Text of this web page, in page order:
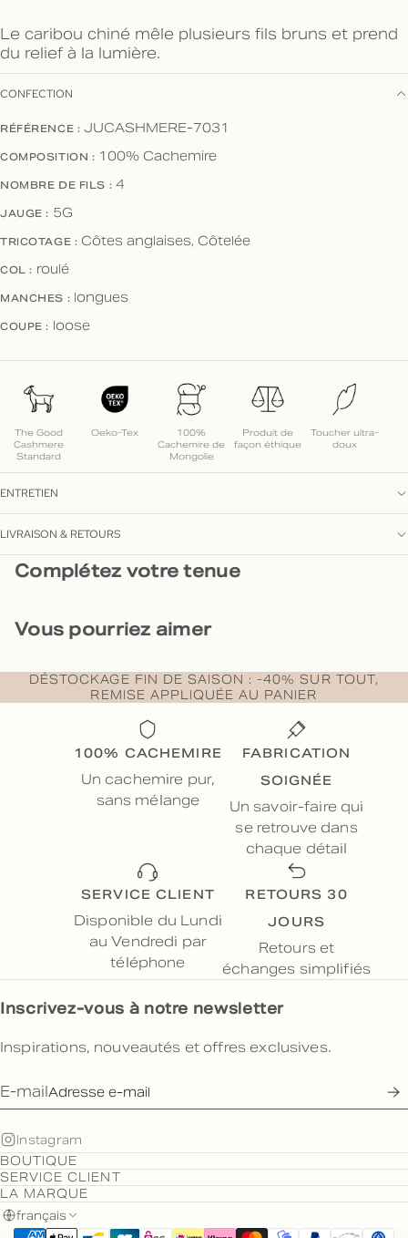
Le caribou chiné mêle plusieurs fils bruns et prend
du relief à la lumière.
CONFECTION
RÉFÉRENCE : JUCASHMERE-7031
COMPOSITION : 100% Cachemire
NOMBRE DE FILS : 4
JAUGE : 5G
TRICOTAGE : Côtes anglaises, Côtelée
COL : roulé
MANCHES : longues
COUPE : loose
The Good
Cashmere
Standard
Oeko-Tex
100%
Cachemire de
Mongolie
Produit de
façon éthique
Toucher ultra-
doux
ENTRETIEN
LIVRAISON & RETOURS
Complétez votre tenue
Vous pourriez aimer
DÉSTOCKAGE FIN DE SAISON : -40% SUR TOUT,
REMISE APPLIQUÉE AU PANIER
100% CACHEMIRE
Un cachemire pur,
sans mélange
FABRICATION
SOIGNÉE
Un savoir-faire qui
se retrouve dans
chaque détail
SERVICE CLIENT
Disponible du Lundi
au Vendredi par
téléphone
RETOURS 30
JOURS
Retours et
échanges simplifiés
Inscrivez-vous à notre newsletter
Inspirations, nouveautés et offres exclusives.
E-mail
Instagram
BOUTIQUE
SERVICE CLIENT
LA MARQUE
français